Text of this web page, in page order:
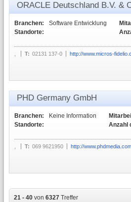
ORACLE Deutschland B.V. &
Branchen:
Software Entwicklung
Standorte:
T: 02131 137-0 http://www.micros-
PHD Germany GmbH
Branchen:
Keine Information
Standorte:
Anzahl
T: 069 9621950 http://
21 - 40 von 6327 Treffer